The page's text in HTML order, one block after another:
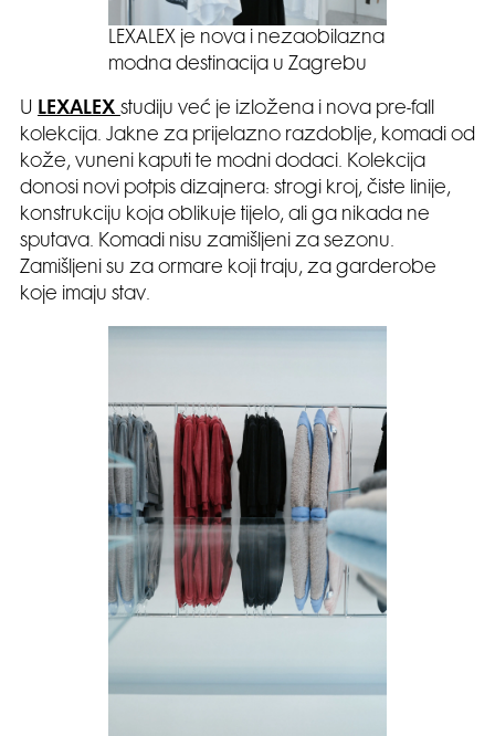
LEXALEX je nova i nezaobilazna
modna destinacija u Zagrebu
U LEXALEX studiju već je izložena i nova pre-fall
kolekcija. Jakne za prijelazno razdoblje, komadi od
kože, vuneni kaputi te modni dodaci. Kolekcija
donosi novi potpis dizajnera: strogi kroj, čiste linije,
konstrukciju koja oblikuje tijelo, ali ga nikada ne
sputava. Komadi nisu zamišljeni za sezonu.
Zamišljeni su za ormare koji traju, za garderobe
koje imaju stav.